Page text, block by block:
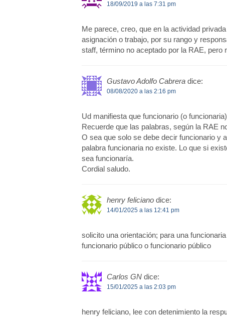
18/09/2019 a las 7:31 pm
Me parece, creo, que en la actividad
asignación o trabajo, por su rango y
staff, término no aceptado por la RAE, pero
Gustavo Adolfo Cabrera dice:
08/08/2020 a las 2:16 pm
Ud manifiesta que funcionario (o funcionaria)
Recuerde que las palabras, según la RAE
O sea que solo se debe decir funcionario y
palabra funcionaria no existe. Lo que si
sea funcionaría.
Cordial saludo.
henry feliciano dice:
14/01/2025 a las 12:41 pm
solicito una orientación; para una
funcionario público o funcionario público
Carlos GN dice:
15/01/2025 a las 2:03 pm
henry feliciano, lee con detenimiento la